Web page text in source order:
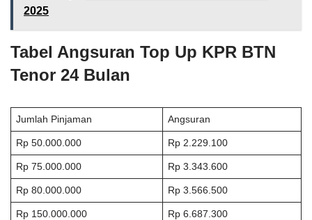
2025
Tabel Angsuran Top Up KPR BTN
Tenor 24 Bulan
Jumlah Pinjaman Angsuran
Rp 50.000.000 Rp 2.229.100
Rp 75.000.000 Rp 3.343.600
Rp 80.000.000 Rp 3.566.500
Rp 150.000.000 Rp 6.687.300